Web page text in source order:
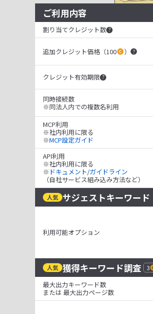
ご利用内容
割り当てクレジット数 ?
追加クレジット価格（100 ） ?
クレジット有効期限 ?
同時接続数
※同法人内での複数名利用
MCP利用
※社内利用に限る
※MCP設定ガイド
API利用
※社内利用に限る
※ ドキュメント/ガイドライン
（自社サービス組み込み方法など）
人気 サジェストキーワード
利用可能オプション
人気 獲得キーワード調査 3
最大出力キーワード数
または 最大出力ページ数